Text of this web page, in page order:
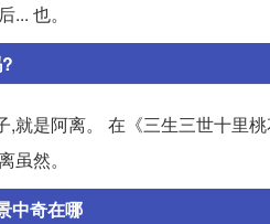
也。
,就是阿离。 在《三生三世十里
虽然。
中奇在哪